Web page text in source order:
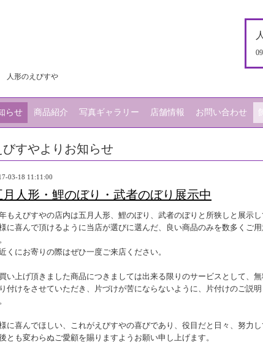
人形のえびすや
らせ 商品紹介 写真ギャラリー 店舗情報 お問い合わせ
びすやよりお知らせ
03-18 11:11:00
月人形・鯉のぼり・武者のぼり展示中
もえびすやの店内は五月人形、鯉のぼり、武者のぼりと所狭しと展示し
に喜んで頂けるように当店が選びに選んだ、良い商品のみを数多くご
くにお寄りの際はぜひ一度ご来店ください。
い上げ頂きました商品につきましては出来る限りのサービスとして、無
付けをさせていただき、片づけが苦にならないように、片付けのご説明
に喜んでほしい、これがえびすやの喜びであり、役目だと日々、努力し
とも変わらぬご愛顧を賜りますようお願い申し上げます。